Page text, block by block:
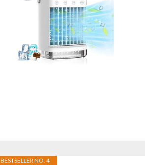
BESTSELLER NO. 4